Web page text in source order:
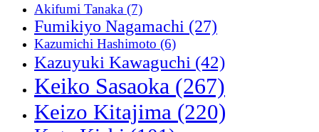
Akifumi Tanaka (7)
Fumikiyo Nagamachi (27)
Kazumichi Hashimoto (6)
Kazuyuki Kawaguchi (42)
Keiko Sasaoka (267)
Keizo Kitajima (220)